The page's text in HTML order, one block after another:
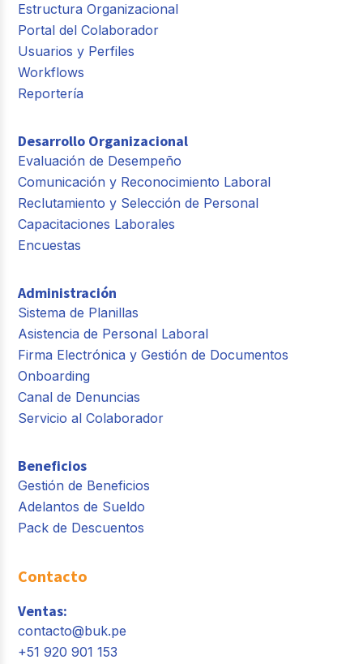
Estructura Organizacional
Portal del Colaborador
Usuarios y Perfiles
Workflows
Reportería
Desarrollo Organizacional
Evaluación de Desempeño
Comunicación y Reconocimiento Laboral
Reclutamiento y Selección de Personal
Capacitaciones Laborales
Encuestas
Administración
Sistema de Planillas
Asistencia de Personal Laboral
Firma Electrónica y Gestión de Documentos
Onboarding
Canal de Denuncias
Servicio al Colaborador
Beneficios
Gestión de Beneficios
Adelantos de Sueldo
Pack de Descuentos
Contacto
Ventas:
contacto@buk.pe
+51 920 901 153